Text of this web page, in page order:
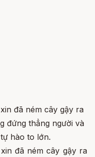
đã ném cây gậy ra
đứng thẳng người và
hào to lớn.
đã ném cây gậy ra